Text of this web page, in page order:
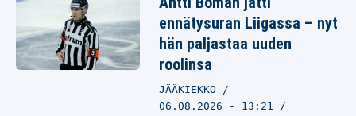
ennätysuran Liigassa – nyt
hän paljastaa uuden
roolinsa
JÄÄKIEKKO
06.08.2026 - 13:21